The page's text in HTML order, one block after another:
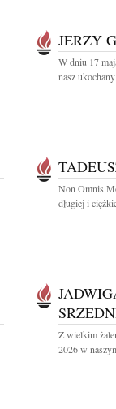
JERZY
W dniu 17
nasz
Non Omnis
długiej i
Z wielkim
2026 w